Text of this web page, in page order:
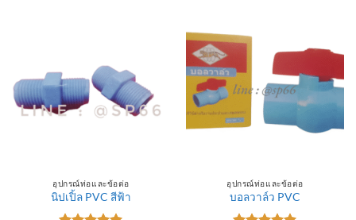
อุปกรณ์ท่อและข้อต่อ
นิปเปิ้ล PVC สีฟ้า
อุปกรณ์ท่อและข้อต่อ
บอลวาล์ว PVC